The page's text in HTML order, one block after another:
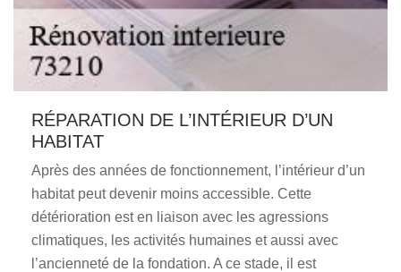
RÉPARATION DE L’INTÉRIEUR D’UN
HABITAT
Après des années de fonctionnement, l’intérieur d’un
habitat peut devenir moins accessible. Cette
détérioration est en liaison avec les agressions
climatiques, les activités humaines et aussi avec
l’ancienneté de la fondation. A ce stade, il est